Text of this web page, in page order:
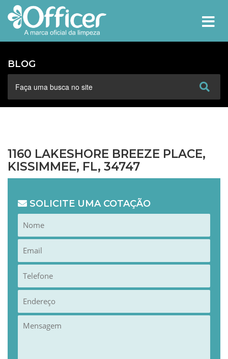
BLOG
1160 LAKESHORE BREEZE PLACE,
KISSIMMEE, FL, 34747
SOLICITE UMA COTAÇÃO